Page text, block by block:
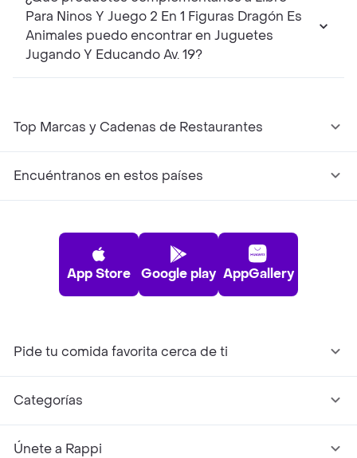
Para Ninos Y Juego 2 En 1 Figuras Dragón Es
Animales puedo encontrar en Juguetes
Jugando Y Educando Av. 19?
Top Marcas y Cadenas de Restaurantes
Encuéntranos en estos países
App Store Google play AppGallery
Pide tu comida favorita cerca de ti
Categorías
Únete a Rappi